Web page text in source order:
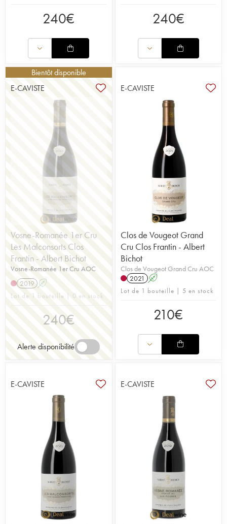
240€ 240€
Bientôt disponible
E-CAVISTE
Vosne-Romanée 1er Cru
Les Malconsorts Clos
Frantin - Albert Bichot
Vosne-Romanée 1er Cru AOC
2019 A
Lot de 1 bouteille | 0 en stock
240€
Alerte disponibilité
E-CAVISTE
Clos de Vougeot Grand
Cru Clos Frantin - Albert
Bichot
Clos de Vougeot Grand Cru AOC
2021 A
Lot de 1 bouteille | 5 en stock
210€
E-CAVISTE E-CAVISTE